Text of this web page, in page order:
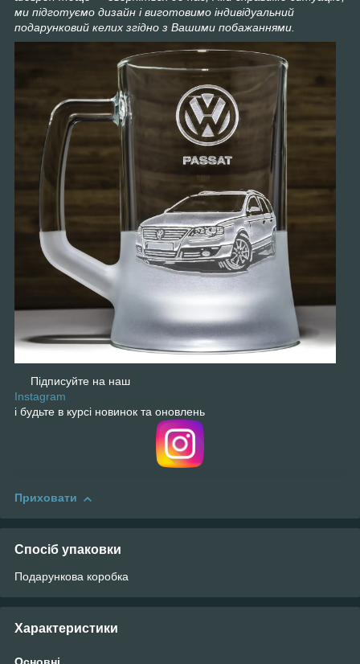
ми підготуємо дизайн і виготовимо індивідуальний
подарунковий келих згідно з Вашими побажаннями.
Підписуйте на наш
Instagram
і будьте в курсі новинок та оновлень
Приховати
Спосіб упаковки
Подарункова коробка
Характеристики